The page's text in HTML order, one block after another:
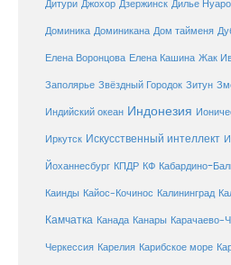
Дитури Джохор Дзержинск Дилье Нуаро
Доминика Доминикана Дом тайменя
Елена Воронцова Елена Кашина Жак
Заполярье Звёздный Городок Зитун
Индийский океан Индонезия
Иркутск Искусственный интеллект
Йоханнесбург КПДР КФ Кабардино-
Каинды Кайос-Кочинос Калининград
Камчатка Канада Канары Карачаево-
Черкессия Карелия Карибское море